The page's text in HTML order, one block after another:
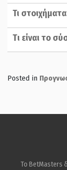
Τι
Tι είναι το
Posted in
Το BetMasters